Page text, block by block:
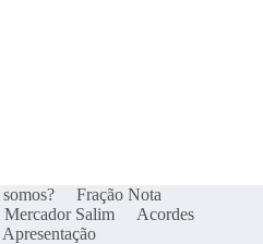
Fração Nota
Mercador Salim
Acordes
Apresentação